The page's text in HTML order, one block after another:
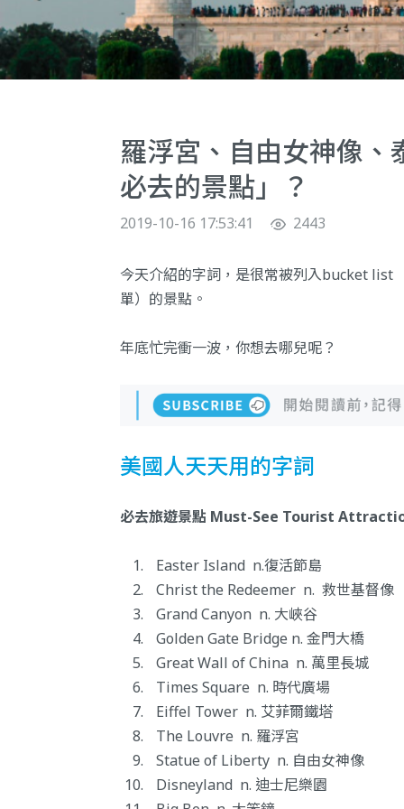
羅浮宮、自由女神像
必去的景點」？
2019-10-16 17:53:41 2443
今天介紹的字詞，是很常被列入bucket list
單）的景點。
年底忙完衝一波，你想去哪兒呢？
美國人天天用的字詞
必去旅遊景點 Must-See Tourist
Easter Island n.復活節島
Christ the Redeemer n. 救世基督像
Grand Canyon n. 大峽谷
Golden Gate Bridge n. 金門大橋
Great Wall of China n. 萬里長城
Times Square n. 時代廣場
Eiffel Tower n. 艾菲爾鐵塔
The Louvre n. 羅浮宮
Statue of Liberty n. 自由女神像
Disneyland n. 迪士尼樂園